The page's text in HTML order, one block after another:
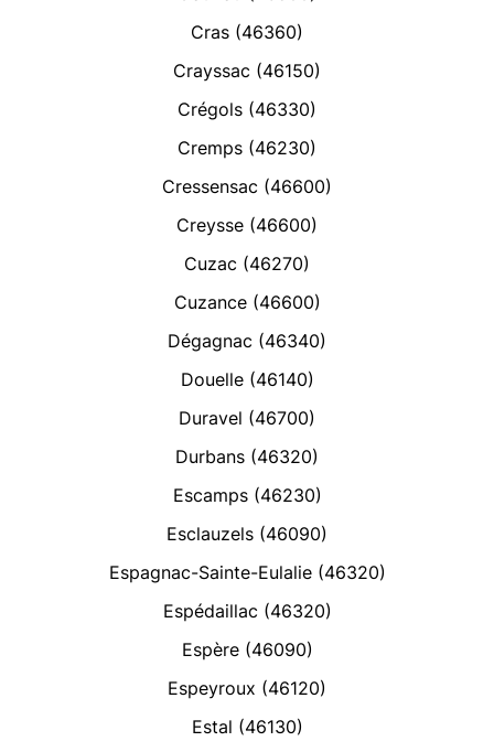
Cras (46360)
Crayssac (46150)
Crégols (46330)
Cremps (46230)
Cressensac (46600)
Creysse (46600)
Cuzac (46270)
Cuzance (46600)
Dégagnac (46340)
Douelle (46140)
Duravel (46700)
Durbans (46320)
Escamps (46230)
Esclauzels (46090)
Espagnac-Sainte-Eulalie (46320)
Espédaillac (46320)
Espère (46090)
Espeyroux (46120)
Estal (46130)